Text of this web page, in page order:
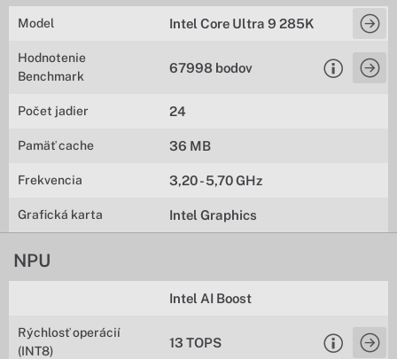
Model Intel Core Ultra 9 285K
Hodnotenie
Benchmark
67998 bodov
Počet jadier 24
Pamäť cache 36 MB
Frekvencia 3,20 - 5,70 GHz
Grafická karta Intel Graphics
NPU
Intel AI Boost
Rýchlosť operácií
(INT8)
13 TOPS